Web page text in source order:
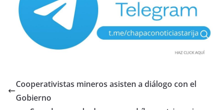
Cooperativistas mineros asisten a diálogo con el
Gobierno